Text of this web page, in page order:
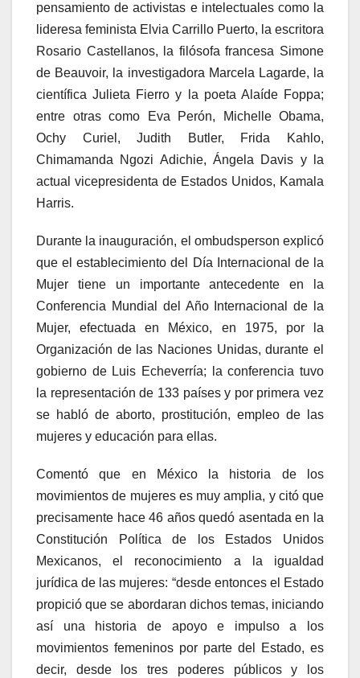
pensamiento de activistas e intelectuales como la
lideresa feminista Elvia Carrillo Puerto, la escritora
Rosario Castellanos, la filósofa francesa Simone
de Beauvoir, la investigadora Marcela Lagarde, la
científica Julieta Fierro y la poeta Alaíde Foppa;
entre otras como Eva Perón, Michelle Obama,
Ochy Curiel, Judith Butler, Frida Kahlo,
Chimamanda Ngozi Adichie, Ángela Davis y la
actual vicepresidenta de Estados Unidos, Kamala
Harris.
Durante la inauguración, el ombudsperson explicó
que el establecimiento del Día Internacional de la
Mujer tiene un importante antecedente en la
Conferencia Mundial del Año Internacional de la
Mujer, efectuada en México, en 1975, por la
Organización de las Naciones Unidas, durante el
gobierno de Luis Echeverría; la conferencia tuvo
la representación de 133 países y por primera vez
se habló de aborto, prostitución, empleo de las
mujeres y educación para ellas.
Comentó que en México la historia de los
movimientos de mujeres es muy amplia, y citó que
precisamente hace 46 años quedó asentada en la
Constitución Política de los Estados Unidos
Mexicanos, el reconocimiento a la igualdad
jurídica de las mujeres: “desde entonces el Estado
propició que se abordaran dichos temas, iniciando
así una historia de apoyo e impulso a los
movimientos femeninos por parte del Estado, es
decir, desde los tres poderes públicos y los